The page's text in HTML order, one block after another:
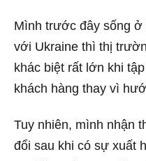
Mình trước đây sống ở
với Ukraine thì thị
khác biệt rất lớn khi
khách hàng thay vì
Tuy nhiên, mình nhận
đổi sau khi có sự xuất